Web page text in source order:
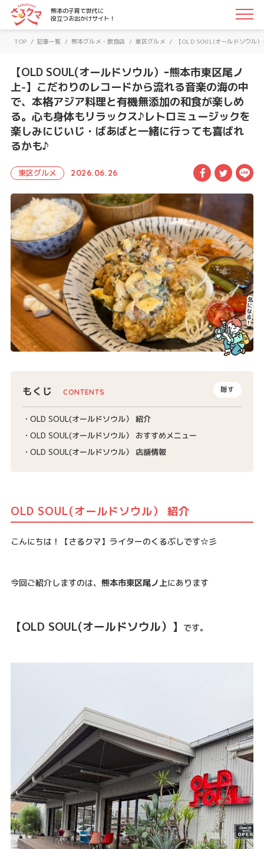
さるクマ-さるこう、熊本-｜熊本の子育て世代に役立つお
熊本の子育て世代に
役立つお出かけサイト！
TOP / 記事一覧 / 熊本グルメ・飲食店 / 東区グルメ / 【OLD SOUL(オールドソウル
【OLD SOUL(オールドソウル）ｰ熊本市東区尾ノ
上-】こだわりのレコードから流れる音楽の海の中
で、本格アジア料理と有機無添加の和食が楽しめ
る。心も身体もリラックス♪レトロミュージックを
楽しみにじいじ・ばあばと一緒に行っても喜ばれ
るかも♪
東区グルメ 2026.06.26 Facebook
もくじ 隠す
OLD SOUL(オールドソウル） 紹介
OLD SOUL(オールドソウル） おすすめメニュー
OLD SOUL(オールドソウル） 店舗情報
OLD SOUL(オールドソウル） 紹介
こんにちは！【さるクマ】ライターのくるぶしです☆彡
今回ご紹介しますのは、 熊本市東区尾ノ上にあります
【OLD SOUL(オールドソウル）】 です。